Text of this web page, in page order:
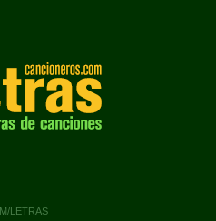
LETRAS